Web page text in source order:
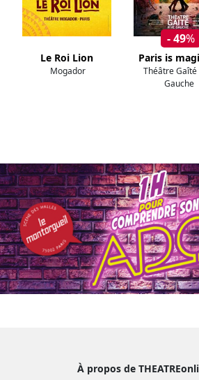
Le Roi Lion
Mogador
- 49%
Paris is
Théâtre Gaîté
Gauche
À propos de